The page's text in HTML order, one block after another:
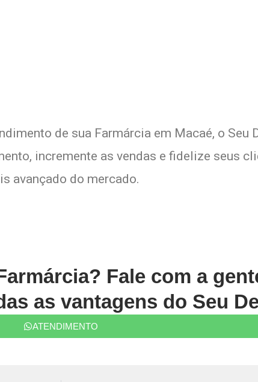
de sua Farmárcia em Macaé, o Seu
incremente as vendas e fidelize seus
avançado do mercado.
Fale com a
as vantagens do Seu
ATENDIMENTO